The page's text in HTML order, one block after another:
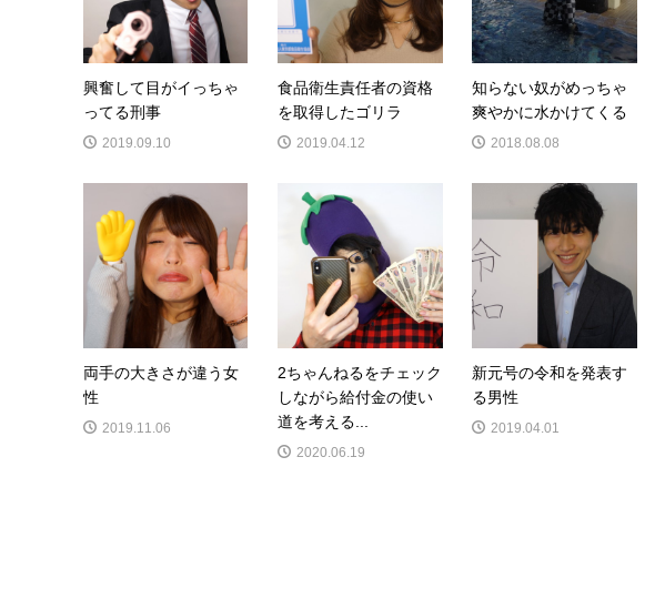
興奮して目がイっちゃ
ってる刑事
2019.09.10
食品衛生責任者の資格
を取得したゴリラ
2019.04.12
知らない奴がめっちゃ
爽やかに水かけてくる
2018.08.08
両手の大きさが違う女
性
2019.11.06
2ちゃんねるをチェック
しながら給付金の使い
道を考える...
2020.06.19
新元号の令和を発表す
る男性
2019.04.01